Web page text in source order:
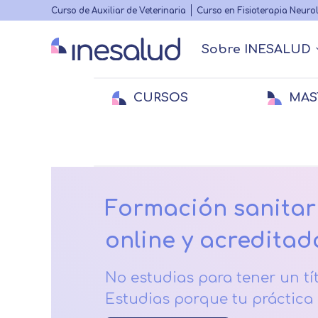
HighlightedCurso de Auxiliar de Veterinaria Curso en Fisioterapia
Main
Sobre INESALUD
Quiénes somos Acreditaciones
Actualidad Sanitaria
Menu
CURSOS
Formación
online y
No estudias para tener un
Estudias porque tu práctica